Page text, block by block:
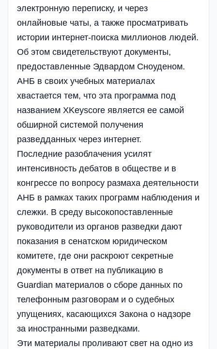
электронную переписку, и через
онлайновые чаты, а также просматривать
истории интернет-поиска миллионов людей.
Об этом свидетельствуют документы,
предоставленные Эдвардом Сноуденом.
АНБ в своих учебных материалах
хвастается тем, что эта программа под
названием XKeyscore является ее самой
обширной системой получения
разведданных через интернет.
Последние разоблачения усилят
интенсивность дебатов в обществе и в
конгрессе по вопросу размаха деятельности
АНБ в рамках таких программ наблюдения и
слежки. В среду высокопоставленные
руководители из органов разведки дают
показания в сенатском юридическом
комитете, где они раскроют секретные
документы в ответ на публикацию в
Guardian материалов о сборе данных по
телефонным разговорам и о судебных
упущениях, касающихся Закона о надзоре
за иностранными разведками.
Эти материалы проливают свет на одно из